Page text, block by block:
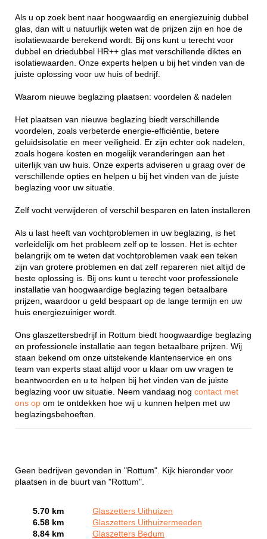
Als u op zoek bent naar hoogwaardig en energiezuinig dubbel
glas, dan wilt u natuurlijk weten wat de prijzen zijn en hoe de
isolatiewaarde berekend wordt. Bij ons kunt u terecht voor
dubbel en driedubbel HR++ glas met verschillende diktes en
isolatiewaarden. Onze experts helpen u bij het vinden van de
juiste oplossing voor uw huis of bedrijf.
Waarom nieuwe beglazing plaatsen: voordelen & nadelen
Het plaatsen van nieuwe beglazing biedt verschillende
voordelen, zoals verbeterde energie-efficiëntie, betere
geluidsisolatie en meer veiligheid. Er zijn echter ook nadelen,
zoals hogere kosten en mogelijk veranderingen aan het
uiterlijk van uw huis. Onze experts adviseren u graag over de
verschillende opties en helpen u bij het vinden van de juiste
beglazing voor uw situatie.
Zelf vocht verwijderen of verschil besparen en laten installeren
Als u last heeft van vochtproblemen in uw beglazing, is het
verleidelijk om het probleem zelf op te lossen. Het is echter
belangrijk om te weten dat vochtproblemen vaak een teken
zijn van grotere problemen en dat zelf repareren niet altijd de
beste oplossing is. Bij ons kunt u terecht voor professionele
installatie van hoogwaardige beglazing tegen betaalbare
prijzen, waardoor u geld bespaart op de lange termijn en uw
huis energiezuiniger wordt.
Ons glaszettersbedrijf in Rottum biedt hoogwaardige beglazing
en professionele installatie aan tegen betaalbare prijzen. Wij
staan bekend om onze uitstekende klantenservice en ons
team van experts staat altijd voor u klaar om uw vragen te
beantwoorden en u te helpen bij het vinden van de juiste
beglazing voor uw situatie. Neem vandaag nog contact met
ons op om te ontdekken hoe wij u kunnen helpen met uw
beglazingsbehoeften.
Geen bedrijven gevonden in "Rottum". Kijk hieronder voor
plaatsen in de buurt van "Rottum".
5.70 km
Glaszetters Uithuizen
6.58 km
Glaszetters Uithuizermeeden
8.84 km
Glaszetters Bedum